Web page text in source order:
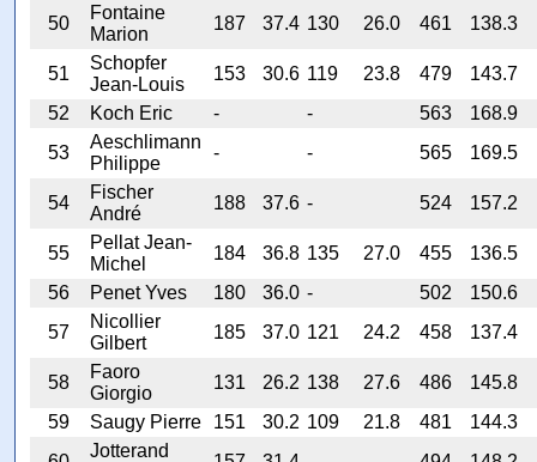
50
Fontaine
Marion
187 37.4 130 26.0 461 138.3
51
Schopfer
Jean-Louis
153 30.6 119 23.8 479 143.7
52
Koch Eric - - 563 168.9
53
Aeschlimann
Philippe
- - 565 169.5
54
Fischer
André
188 37.6 - 524 157.2
55
Pellat Jean-
Michel
184 36.8 135 27.0 455 136.5
56
Penet Yves 180 36.0 - 502 150.6
57
Nicollier
Gilbert
185 37.0 121 24.2 458 137.4
58
Faoro
Giorgio
131 26.2 138 27.6 486 145.8
59
Saugy Pierre 151 30.2 109 21.8 481 144.3
Jotterand